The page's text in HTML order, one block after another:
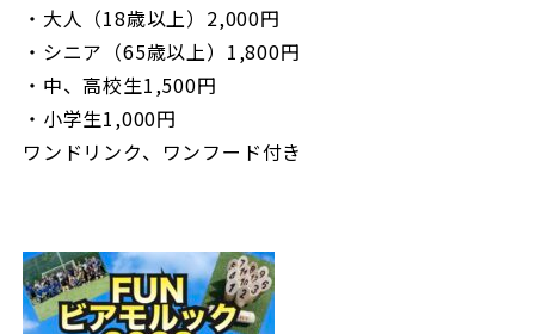
・大人（18歳以上）2,000円
・シニア（65歳以上）1,800円
・中、高校生1,500円
・小学生1,000円
ワンドリンク、ワンフード付き